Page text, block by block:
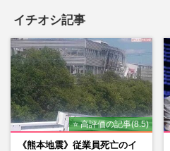
イチオシ記事
⭐ 高評価の記事(8.5)
《熊本地震》従業員死亡のイ